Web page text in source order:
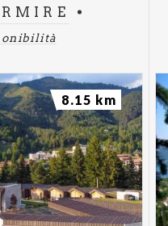
8.15 km